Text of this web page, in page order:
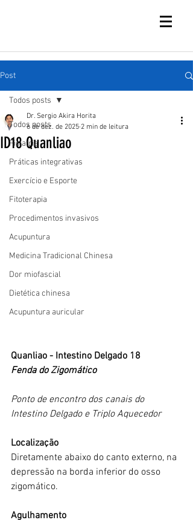
Post
Todos posts
Fisiatria
Práticas integrativas
Exercício e Esporte
Fitoterapia
Procedimentos invasivos
Acupuntura
Medicina Tradicional Chinesa
Dor miofascial
Dietética chinesa
Acupuntura auricular
Todos posts
ID18 Quanliao
Dr. Sergio Akira Horita
6 de dez. de 2025 2 min de leitura
Quanliao - Intestino Delgado 18
Fenda do Zigomático
Ponto de encontro dos canais do
Intestino Delgado e Triplo Aquecedor
Localização
Diretamente abaixo do canto externo, na
depressão na borda inferior do osso
zigomático.
Agulhamento